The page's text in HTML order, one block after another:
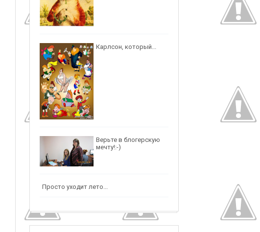
Карлсон, который...
Верьте в блогерскую
мечту!:-)
Просто уходит лето...